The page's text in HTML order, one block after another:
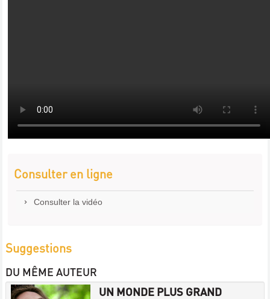
Consulter en ligne
Consulter la vidéo
Suggestions
DU MÊME AUTEUR
UN MONDE PLUS GRAND